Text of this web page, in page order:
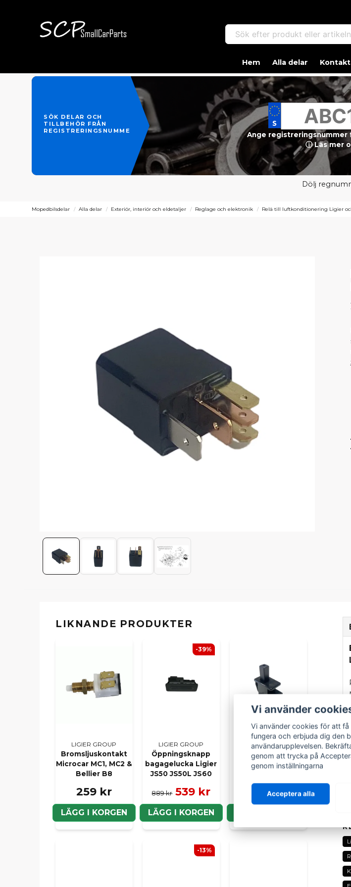
Sök efter produkt eller
Hem Alla delar
SÖK DELAR OCH
TILLBEHÖR FRÅN
REGISTRERINGSNUMMER
Ange
ⓘ Läs mer
Dölj
Mopedbilsdelar Alla delar Exteriör, interiör och eldetaljer Reglage och elektronik Relä till luftkonditionering Ligier
LIKNANDE PRODUKTER
LIGIER GROUP
Bromsljuskontakt
Microcar MC1, MC2 &
Bellier B8
259 kr
LÄGG I KORGEN
LIGIER GROUP
Öppningsknapp
bagagelucka Ligier
JS50 JS50L JS60
889 kr 539 kr
LÄGG I KORGEN
-39%
LIGIER GROUP
Dörrbrytare
tryckkontakt
189 kr
-13%
Vi använder
Vi använder cookies för att
fungera och erbjuda dig den
användarupplevelsen.
genom att trycka på
genom inställningarna
Acceptera alla